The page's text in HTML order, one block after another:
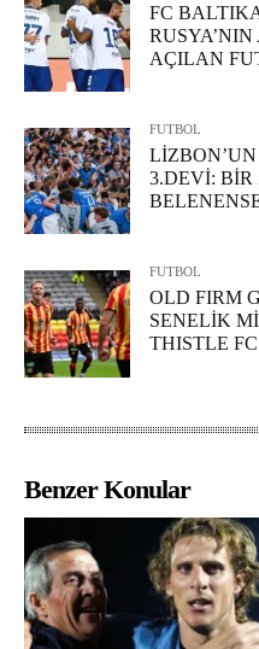
FC
RUSYA’NIN
AÇILAN
FUTBOL
3.DEVİ:
FUTBOL
OLD FIRM
SENELİK
THISTLE FC
Benzer Konular